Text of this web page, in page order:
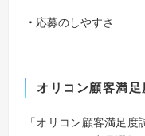
・ 応募のしやすさ
オリコン顧客満足
「オリコン顧客満足